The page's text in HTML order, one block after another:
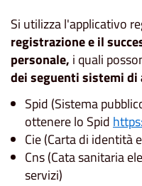
Si utilizza l'applicativo
registrazione e il
personale, i quali
dei seguenti sistemi
Spid (Sistema
ottenere lo Spid
Cie (Carta di identità
Cns (Cata sanitaria
servizi)